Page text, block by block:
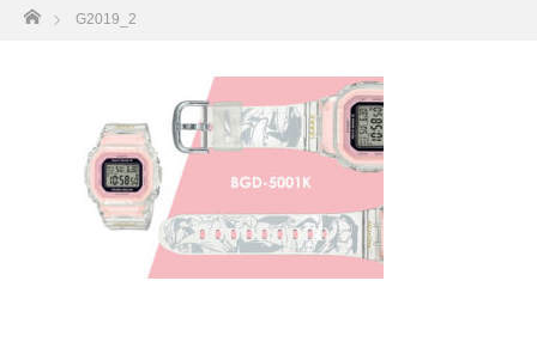
ホーム
G2019_2